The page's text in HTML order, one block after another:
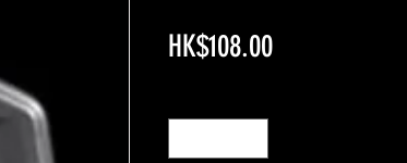
HK$108.00價